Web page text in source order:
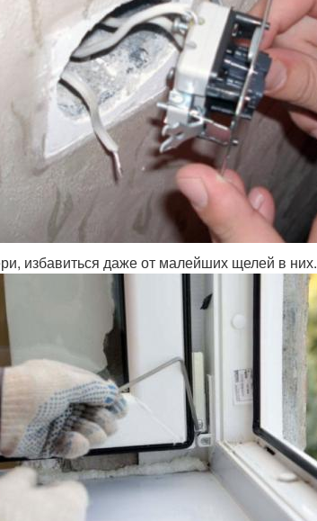
избавиться даже от малейших щелей в них.